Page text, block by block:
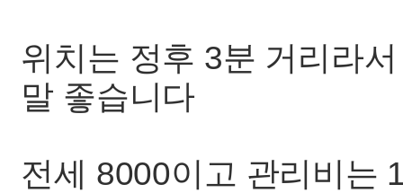
위치는 정후 3분 거리라
말 좋습니다
전세 8000이고 관리비는